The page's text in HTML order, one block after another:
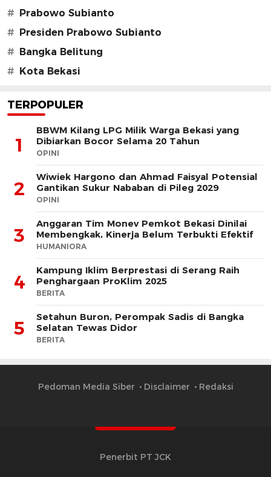
# Prabowo Subianto
# Presiden Prabowo Subianto
# Bangka Belitung
# Kota Bekasi
TERPOPULER
1
BBWM Kilang LPG Milik Warga Bekasi yang
Dibiarkan Bocor Selama 20 Tahun
OPINI
2
Wiwiek Hargono dan Ahmad Faisyal Potensial
Gantikan Sukur Nababan di Pileg 2029
OPINI
3
Anggaran Tim Monev Pemkot Bekasi Dinilai
Membengkak, Kinerja Belum Terbukti Efektif
HUMANIORA
4
Kampung Iklim Berprestasi di Serang Raih
Penghargaan ProKlim 2025
BERITA
5
Setahun Buron, Perompak Sadis di Bangka
Selatan Tewas Didor
BERITA
Pedoman Media Siber Disclaimer Redaksi
Penerbit PT JCK